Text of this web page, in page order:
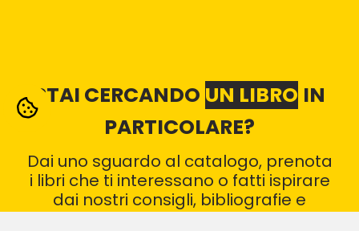
STAI CERCANDO UN LIBRO IN
PARTICOLARE?
Dai uno sguardo al catalogo, prenota
i libri che ti interessano o fatti ispirare
dai nostri consigli, bibliografie e
recensioni